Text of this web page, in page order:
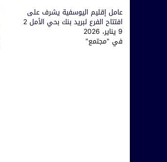
عامل إقليم اليوسفية يشرف على
افتتاح الفرع لبريد بنك بحي الأمل 2
9 يناير، 2026
في "مجتمع"